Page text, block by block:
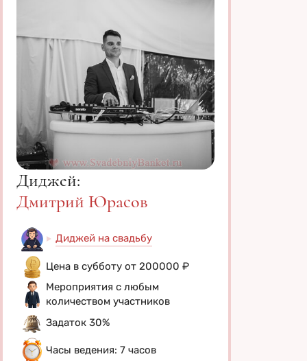
Диджей:
Дмитрий Юрасов
Диджей на свадьбу
Цена в субботу от 200000 ₽
Мероприятия с любым
количеством участников
Задаток 30%
Часы ведения: 7 часов